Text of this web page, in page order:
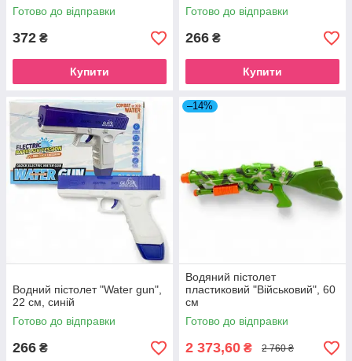
Готово до відправки
372 ₴
Купити
Готово до відправки
266 ₴
Купити
Водний пістолет "Water gun",
22 см, синій
Готово до відправки
266 ₴
–14%
Водяний пістолет
пластиковий "Військовий", 60
см
Готово до відправки
2 373,60 ₴ 2 760 ₴